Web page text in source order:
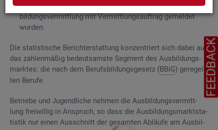
Be­rufs­aus­bil­dungs­stel­len, die beiAAundJCfür die Aus­
bil­dungs­ver­mitt­lung mit Ver­mitt­lungs­auf­trag ge­mel­det
wur­den.
Die sta­tis­ti­sche Be­richt­erstat­tung kon­zen­triert sich dabei auf
das zah­len­mä­ßig be­deut­sams­te Seg­ment des Aus­bil­dungs­
mark­tes: die nach dem Be­rufs­bil­dungs­ge­setz (BBiG) ge­re­gel­
ten Be­ru­fe.
Be­trie­be und Ju­gend­li­che neh­men die Aus­bil­dungs­ver­mitt­
lung frei­wil­lig in An­spruch, so dass die Aus­bil­dungs­markt­sta­
tis­tik nur einen Aus­schnitt der ge­sam­ten Ab­läu­fe am Aus­bil­
FEEDBACK